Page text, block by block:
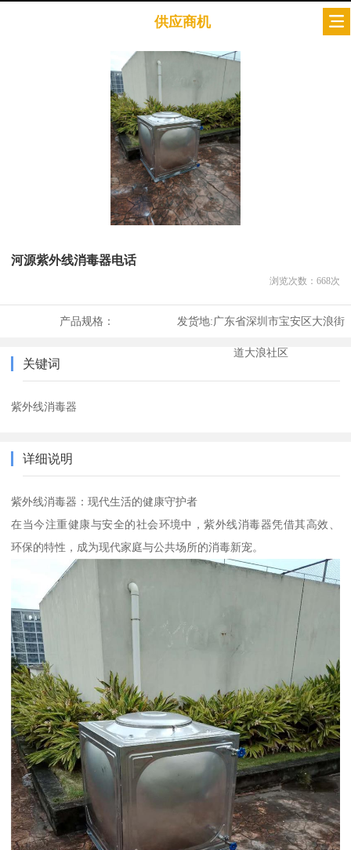
供应商机
河源紫外线消毒器电话
浏览次数： 668次
产品规格： 发货地:广东省深圳市宝安区大浪街
道大浪社区
关键词
紫外线消毒器
详细说明
紫外线消毒器：现代生活的健康守护者
在当今注重健康与安全的社会环境中，紫外线消毒器凭借其高效、
环保的特性，成为现代家庭与公共场所的消毒新宠。